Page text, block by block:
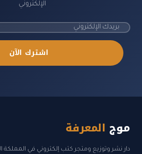
الإلكتروني
اشترك الآن
موج المعرفة
دار نشر وتوزيع ومتجر كتب إلكتروني في المملكة